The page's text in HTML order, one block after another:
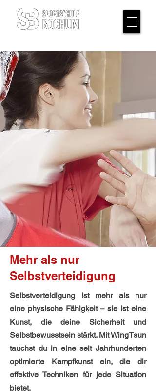
Mehr als nur
Selbstverteidigung
Selbstverteidigung ist mehr als nur
eine physische Fähigkeit – sie ist eine
Kunst, die deine Sicherheit und
Selbstbewusstsein stärkt. Mit WingTsun
tauchst du in eine seit Jahrhunderten
optimierte Kampfkunst ein, die dir
effektive Techniken für jede Situation
bietet.